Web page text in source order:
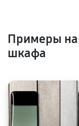
Примеры
шкафа